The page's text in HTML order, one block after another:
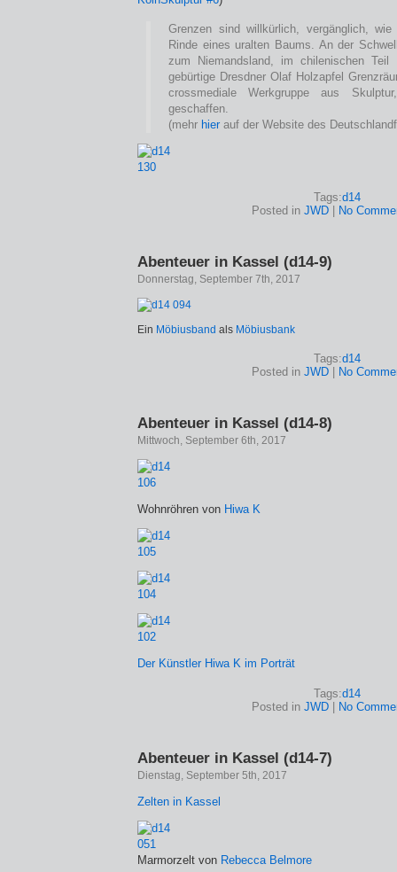
Grenzen sind willkürlich, vergänglich,
Rinde eines uralten Baums. An der
zum Niemandsland, im chilenischen Teil
gebürtige Dresdner Olaf Holzapfel
crossmediale Werkgruppe aus
geschaffen.
(mehr hier auf der Website des
Tags:d14
Posted in JWD No
Abenteuer in Kassel (d14-9)
Donnerstag, September 7th, 2017
Ein Möbiusband als Möbiusbank
Tags:d14
Posted in JWD No
Abenteuer in Kassel (d14-8)
Mittwoch, September 6th, 2017
Wohnröhren von Hiwa K
Der Künstler Hiwa K im Porträt
Tags:d14
Posted in JWD No
Abenteuer in Kassel (d14-7)
Dienstag, September 5th, 2017
Zelten in Kassel
Marmorzelt von Rebecca Belmore